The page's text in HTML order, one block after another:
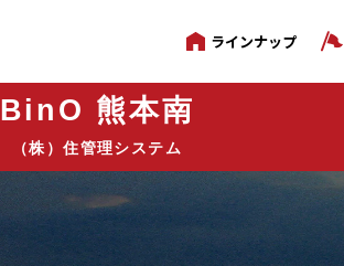
ラインナップ
BinO 熊本南
（株）住管理システム